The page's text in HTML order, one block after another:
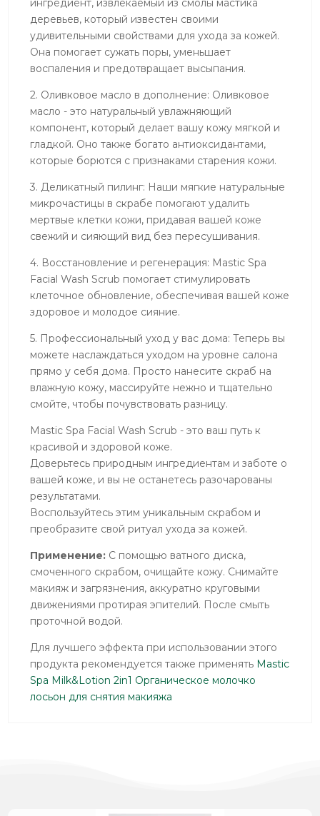
деревьев, который известен своими
удивительными свойствами для ухода за кожей.
Она помогает сужать поры, уменьшает
воспаления и предотвращает высыпания.
2. Оливковое масло в дополнение: Оливковое
масло - это натуральный увлажняющий
компонент, который делает вашу кожу мягкой и
гладкой. Оно также богато антиоксидантами,
которые борются с признаками старения кожи.
3. Деликатный пилинг: Наши мягкие натуральные
микрочастицы в скрабе помогают удалить
мертвые клетки кожи, придавая вашей коже
свежий и сияющий вид без пересушивания.
4. Восстановление и регенерация: Mastic Spa
Facial Wash Scrub помогает стимулировать
клеточное обновление, обеспечивая вашей коже
здоровое и молодое сияние.
5. Профессиональный уход у вас дома: Теперь вы
можете наслаждаться уходом на уровне салона
прямо у себя дома. Просто нанесите скраб на
влажную кожу, массируйте нежно и тщательно
смойте, чтобы почувствовать разницу.
Mastic Spa Facial Wash Scrub - это ваш путь к
красивой и здоровой коже.
Доверьтесь природным ингредиентам и заботе о
вашей коже, и вы не останетесь разочарованы
результатами.
Воспользуйтесь этим уникальным скрабом и
преобразите свой ритуал ухода за кожей.
Применение: С помощью ватного диска,
смоченного скрабом, очищайте кожу. Снимайте
макияж и загрязнения, аккуратно круговыми
движениями протирая эпителий. После смыть
проточной водой.
Для лучшего эффекта при использовании этого
продукта рекомендуется также применять Mastic
Spa Milk&Lotion 2in1 Органическое молочко
лосьон для снятия макияжа